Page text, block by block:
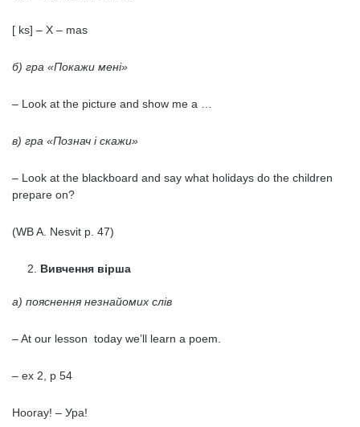
[ ks] – X – mas
б) гра «Покажи мені»
– Look at the picture and show me a …
в) гра «Познач і скажи»
– Look at the blackboard and say what holidays do the children
prepare on?
(WB A. Nesvit p. 47)
Вивчення вірша
а) пояснення незнайомих слів
– At our lesson today we’ll learn a poem.
– ex 2, p 54
Hooray! – Ура!